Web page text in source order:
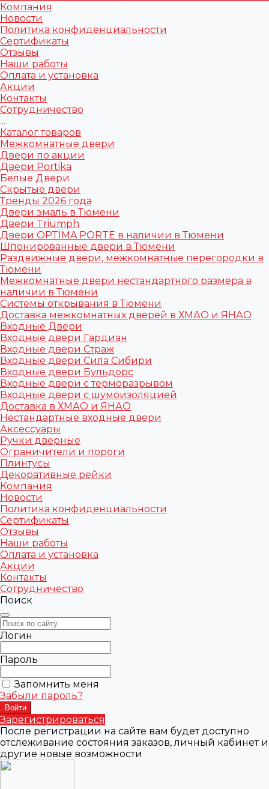
Компания
Новости
Политика конфиденциальности
Сертификаты
Отзывы
Наши работы
Оплата и установка
Акции
Контакты
Сотрудничество
...
Каталог товаров
Межкомнатные двери
Двери по акции
Двери Portika
Белые Двери
Скрытые двери
Тренды 2026 года
Двери эмаль в Тюмени
Двери Triumph
Двери OPTIMA PORTE в наличии в Тюмени
Шпонированные двери в Тюмени
Раздвижные двери, межкомнатные перегородки в
Тюмени
Межкомнатные двери нестандартного размера в
наличии в Тюмени
Системы открывания в Тюмени
Доставка межкомнатных дверей в ХМАО и ЯНАО
Входные Двери
Входные двери Гардиан
Входные двери Страж
Входные двери Сила Сибири
Входные двери Бульдорс
Входные двери с терморазрывом
Входные двери с шумоизоляцией
Доставка в ХМАО и ЯНАО
Нестандартные входные двери
Аксессуары
Ручки дверные
Ограничители и пороги
Плинтусы
Декоративные рейки
Компания
Новости
Политика конфиденциальности
Сертификаты
Отзывы
Наши работы
Оплата и установка
Акции
Контакты
Сотрудничество
Поиск
Логин
Пароль
Запомнить меня
Забыли пароль?
Зарегистрироваться
После регистрации на сайте вам будет доступно
отслеживание состояния заказов, личный кабинет и
другие новые возможности